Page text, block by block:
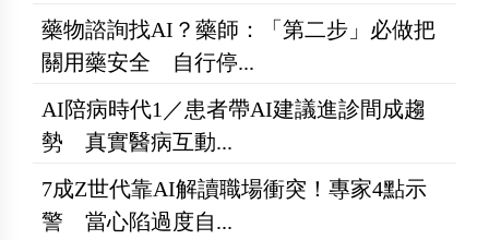
藥物諮詢找AI？藥師：「第二步」必做把
關用藥安全 自行停...
AI陪病時代1／患者帶AI建議進診間成趨
勢 真實醫病互動...
7成Z世代靠AI解讀職場衝突！專家4點示
警 當心陷過度自...